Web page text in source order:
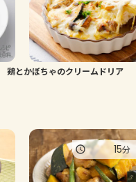
鶏とかぼちゃのクリームドリア
15分